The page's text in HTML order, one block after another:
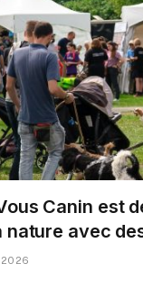
Canin est
nature avec